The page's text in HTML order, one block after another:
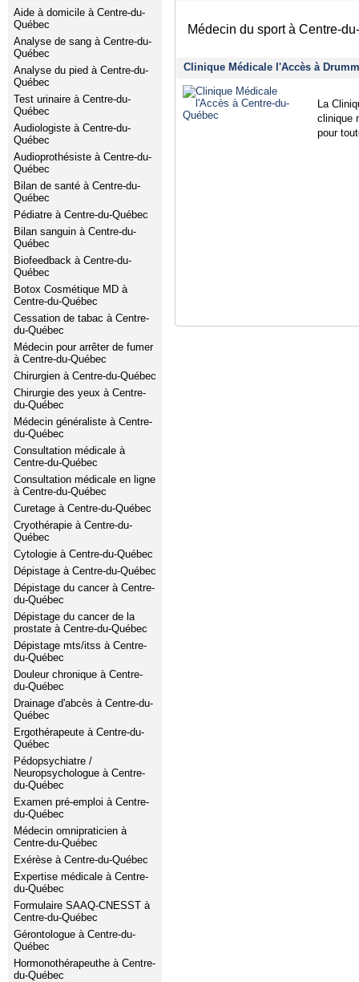
Aide à domicile à Centre-du-
Québec
Analyse de sang à Centre-du-
Québec
Analyse du pied à Centre-du-
Québec
Test urinaire à Centre-du-
Québec
Audiologiste à Centre-du-
Québec
Audioprothésiste à Centre-du-
Québec
Bilan de santé à Centre-du-
Québec
Pédiatre à Centre-du-Québec
Bilan sanguin à Centre-du-
Québec
Biofeedback à Centre-du-
Québec
Botox Cosmétique MD à
Centre-du-Québec
Cessation de tabac à Centre-
du-Québec
Médecin pour arrêter de fumer
à Centre-du-Québec
Chirurgien à Centre-du-Québec
Chirurgie des yeux à Centre-
du-Québec
Médecin généraliste à Centre-
du-Québec
Consultation médicale à
Centre-du-Québec
Consultation médicale en ligne
à Centre-du-Québec
Curetage à Centre-du-Québec
Cryothérapie à Centre-du-
Québec
Cytologie à Centre-du-Québec
Dépistage à Centre-du-Québec
Dépistage du cancer à Centre-
du-Québec
Dépistage du cancer de la
prostate à Centre-du-Québec
Dépistage mts/itss à Centre-
du-Québec
Douleur chronique à Centre-
du-Québec
Drainage d'abcès à Centre-du-
Québec
Ergothérapeute à Centre-du-
Québec
Pédopsychiatre /
Neuropsychologue à Centre-
du-Québec
Examen pré-emploi à Centre-
du-Québec
Médecin omnipraticien à
Centre-du-Québec
Exérèse à Centre-du-Québec
Expertise médicale à Centre-
du-Québec
Formulaire SAAQ-CNESST à
Centre-du-Québec
Gérontologue à Centre-du-
Québec
Hormonothérapeuthe à Centre-
du-Québec
Médecin du sport à Centre-
Clinique Médicale l'Accès à
La
clinique
pour